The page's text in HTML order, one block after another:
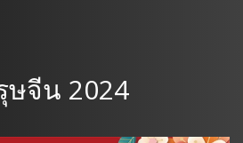
จีน 2024